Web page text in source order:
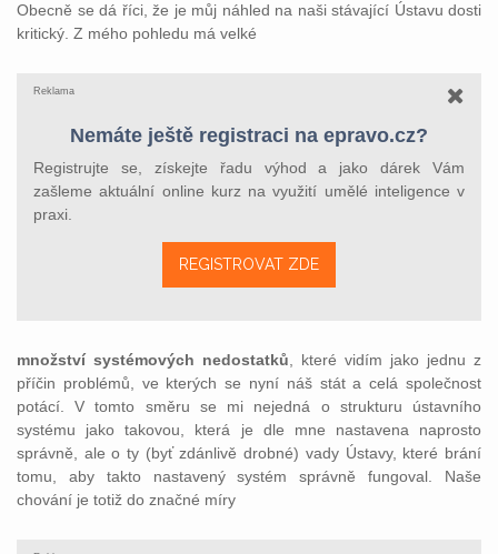
Obecně se dá říci, že je můj náhled na naši stávající Ústavu dosti
kritický. Z mého pohledu má velké
Reklama
Nemáte ještě registraci na epravo.cz?
Registrujte se, získejte řadu výhod a jako dárek Vám
zašleme aktuální online kurz na využití umělé inteligence v
praxi.
REGISTROVAT ZDE
množství systémových nedostatků , které vidím jako jednu z
příčin problémů, ve kterých se nyní náš stát a celá společnost
potácí. V tomto směru se mi nejedná o strukturu ústavního
systému jako takovou, která je dle mne nastavena naprosto
správně, ale o ty (byť zdánlivě drobné) vady Ústavy, které brání
tomu, aby takto nastavený systém správně fungoval. Naše
chování je totiž do značné míry